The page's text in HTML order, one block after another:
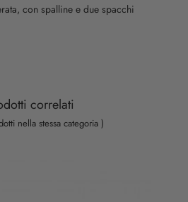
con spalline e due spacchi
correlati
nella stessa categoria )